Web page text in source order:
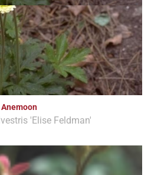
Anemoon
'Elise Feldman'